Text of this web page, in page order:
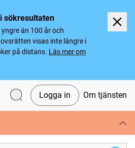
sökresultaten
än 100 år och
visas inte längre i
på distans. Läs mer om
Logga in Om tjänsten